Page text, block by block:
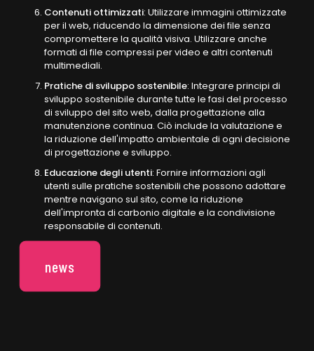
Contenuti ottimizzati: Utilizzare immagini ottimizzate
per il web, riducendo la dimensione dei file senza
compromettere la qualità visiva. Utilizzare anche
formati di file compressi per video e altri contenuti
multimediali.
Pratiche di sviluppo sostenibile: Integrare principi di
sviluppo sostenibile durante tutte le fasi del processo
di sviluppo del sito web, dalla progettazione alla
manutenzione continua. Ciò include la valutazione e
la riduzione dell'impatto ambientale di ogni decisione
di progettazione e sviluppo.
Educazione degli utenti: Fornire informazioni agli
utenti sulle pratiche sostenibili che possono adottare
mentre navigano sul sito, come la riduzione
dell'impronta di carbonio digitale e la condivisione
responsabile di contenuti.
news